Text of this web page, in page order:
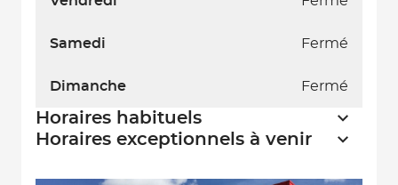
Samedi Fermé
Dimanche Fermé
Horaires habituels
Horaires exceptionnels à venir